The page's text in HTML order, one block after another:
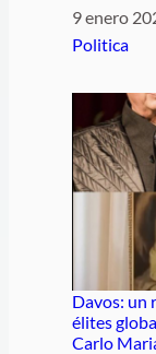
Fecha
9 enero
Respecto a
Politica
Davos: un
élites
Carlo